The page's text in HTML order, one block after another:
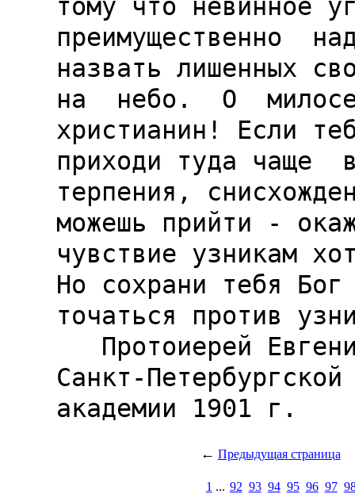
тому что невинное
преимущественно
назвать лишенных
на  небо.  О
христианин! Если
приходи туда чаще
терпения,
можешь прийти -
чувствие узникам
Но сохрани тебя
точаться против
Санкт-
← Предыдущая страница
1 ... 92 93 94 95 96 97